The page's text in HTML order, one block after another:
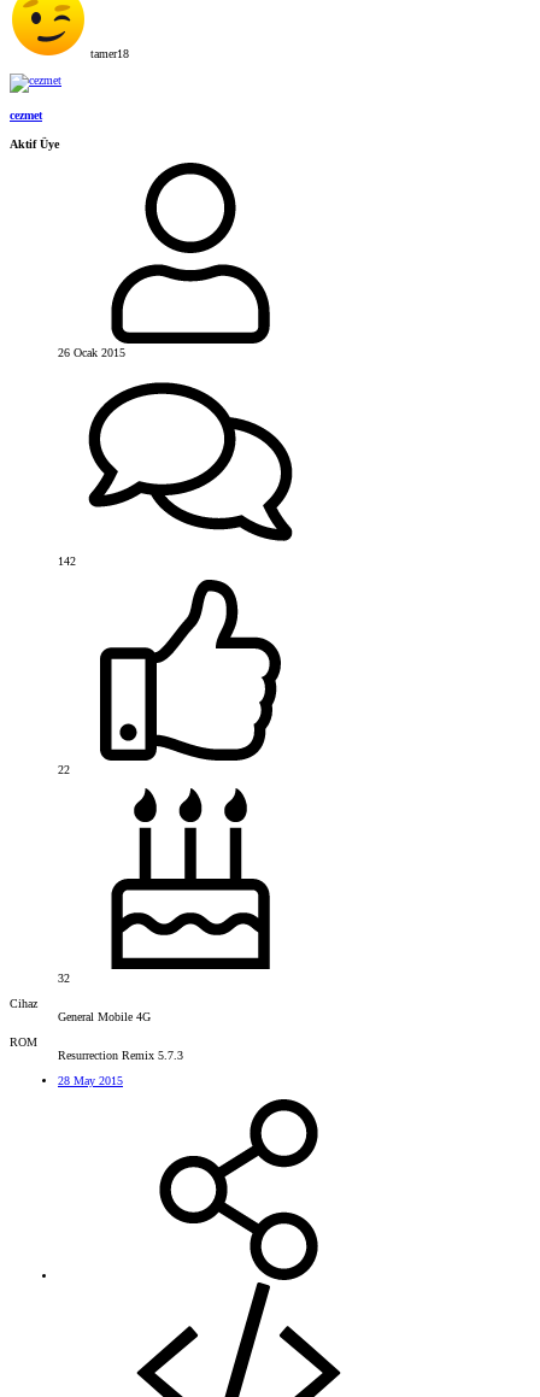
tamer18
cezmet
Aktif Üye
26 Ocak 2015
142
22
32
Cihaz
General Mobile 4G
ROM
Resurrection Remix 5.7.3
28 May 2015